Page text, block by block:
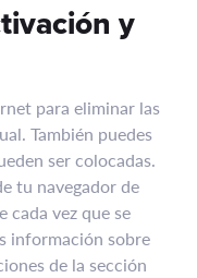
y
para eliminar las
También puedes
ser colocadas.
tu navegador de
cada vez que se
información sobre
de la sección